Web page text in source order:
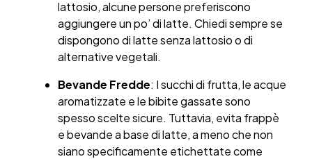
lattosio, alcune persone preferiscono
aggiungere un po’ di latte. Chiedi sempre se
dispongono di latte senza lattosio o di
alternative vegetali.
Bevande Fredde: I succhi di frutta, le acque
aromatizzate e le bibite gassate sono
spesso scelte sicure. Tuttavia, evita frappè
e bevande a base di latte, a meno che non
siano specificamente etichettate come